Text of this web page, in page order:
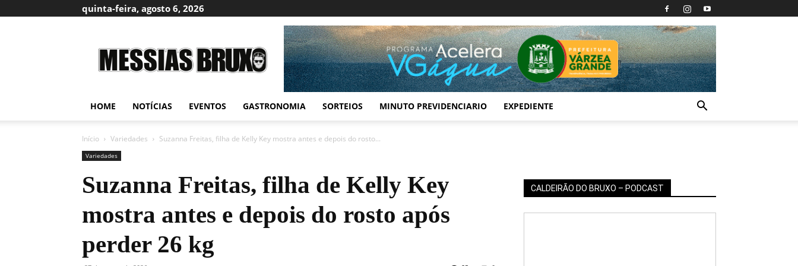
quinta-feira, agosto 6, 2026
Bruxo
HOME NOTÍCIAS EVENTOS GASTRONOMIA SORTEIOS MINUTO PREVIDENCIARIO EXPEDIENTE
Início Variedades Suzanna Freitas, filha de Kelly Key mostra antes e depois do rosto...
Variedades
Suzanna Freitas, filha de Kelly Key
mostra antes e depois do rosto após
perder 26 kg
CALDEIRÃO DO BRUXO – PODCAST